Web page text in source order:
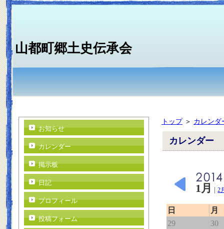
山都町郷土史伝承会
トップ＞ カレンダ
カレンダー
1月 |2
日
月
29
30
お知らせ
カレンダー
掲示板
日記
プロフィール
投稿フォーム